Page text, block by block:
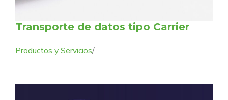
Transporte de datos tipo Carrier
Productos y Servicios/